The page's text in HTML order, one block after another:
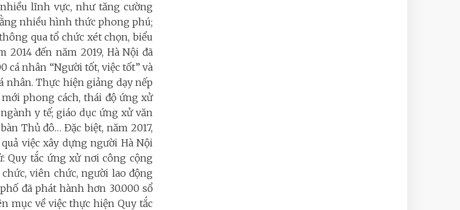
lĩnh vực, như tăng cường
nhiều hình thức phong phú;
qua tổ chức xét chọn, biểu
đến năm 2019, Hà Nội đã
cá nhân “Người tốt, việc tốt” và
nhân. Thực hiện giảng dạy nếp
phong cách, thái độ ứng xử
y tế; giáo dục ứng xử văn
Thủ đô… Đặc biệt, năm 2017,
việc xây dựng người Hà Nội
Quy tắc ứng xử nơi công cộng
viên chức, người lao động
đã phát hành hơn 30.000 sổ
mục về việc thực hiện Quy tắc